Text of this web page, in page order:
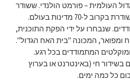
העולמית – פורמט הולנדי. ששודר
לראשונה בשנת 1999, ומאז משודרת בקרוב ל-70 מדינות בעולם.
שנבחרו על ידי הפקת התוכנית,
ומפואר, המכונה "בית האח הגדול".
המתמודדים בכל רגע.
חי (באינטרנט או בערוץ
כל כמה ימים.